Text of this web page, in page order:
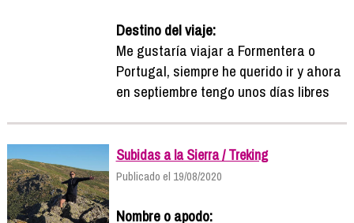
Destino del viaje:
Me gustaría viajar a Formentera o
Portugal, siempre he querido ir y ahora
en septiembre tengo unos días libres
Subidas a la Sierra / Treking
Publicado el 19/08/2020
Nombre o apodo: